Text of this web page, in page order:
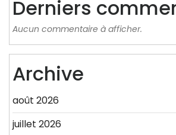
Derniers
Aucun commentaire à afficher.
Archive
août 2026
juillet 2026